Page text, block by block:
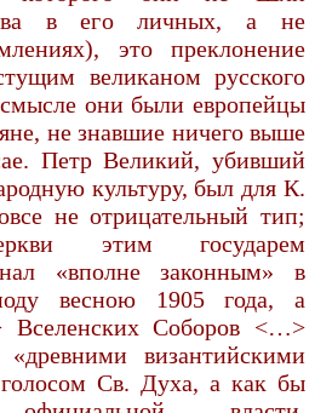
в его личных, а не
это преклонение
великаном русского
они были европейцы
не знавшие ничего выше
Петр Великий, убивший
культуру, был для К.
не отрицательный тип;
этим государем
«вполне законным» в
весною 1905 года, а
Вселенских Соборов <…>
византийскими
Св. Духа, а как бы